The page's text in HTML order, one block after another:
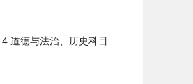
道德与法治、历史科目